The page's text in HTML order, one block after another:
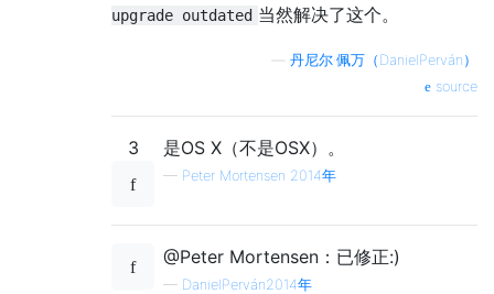
upgrade outdated 当然解决了这个。
丹尼尔·佩万（DanielPerván）
source
3 是OS X（不是OSX）。
— Peter Mortensen 2014年
@Peter Mortensen：已修正:)
— DanielPerván2014年